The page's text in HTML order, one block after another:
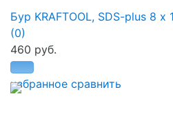
избранное сравнить
Бур KRAFTOOL, SDS-plus 8
(0)
460 руб.